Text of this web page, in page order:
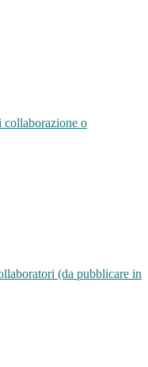
o
(da pubblicare in